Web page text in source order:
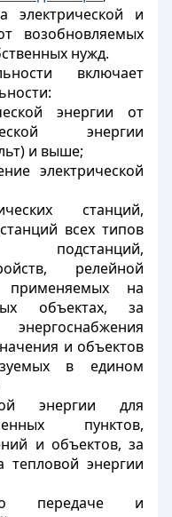
электрической и
возобновляемых
нужд.
включает
энергии от
энергии
и выше;
электрической
станций,
всех типов
подстанций,
релейной
на
объектах, за
и объектов
в едином
энергии для
пунктов,
и объектов, за
тепловой энергии
передаче и